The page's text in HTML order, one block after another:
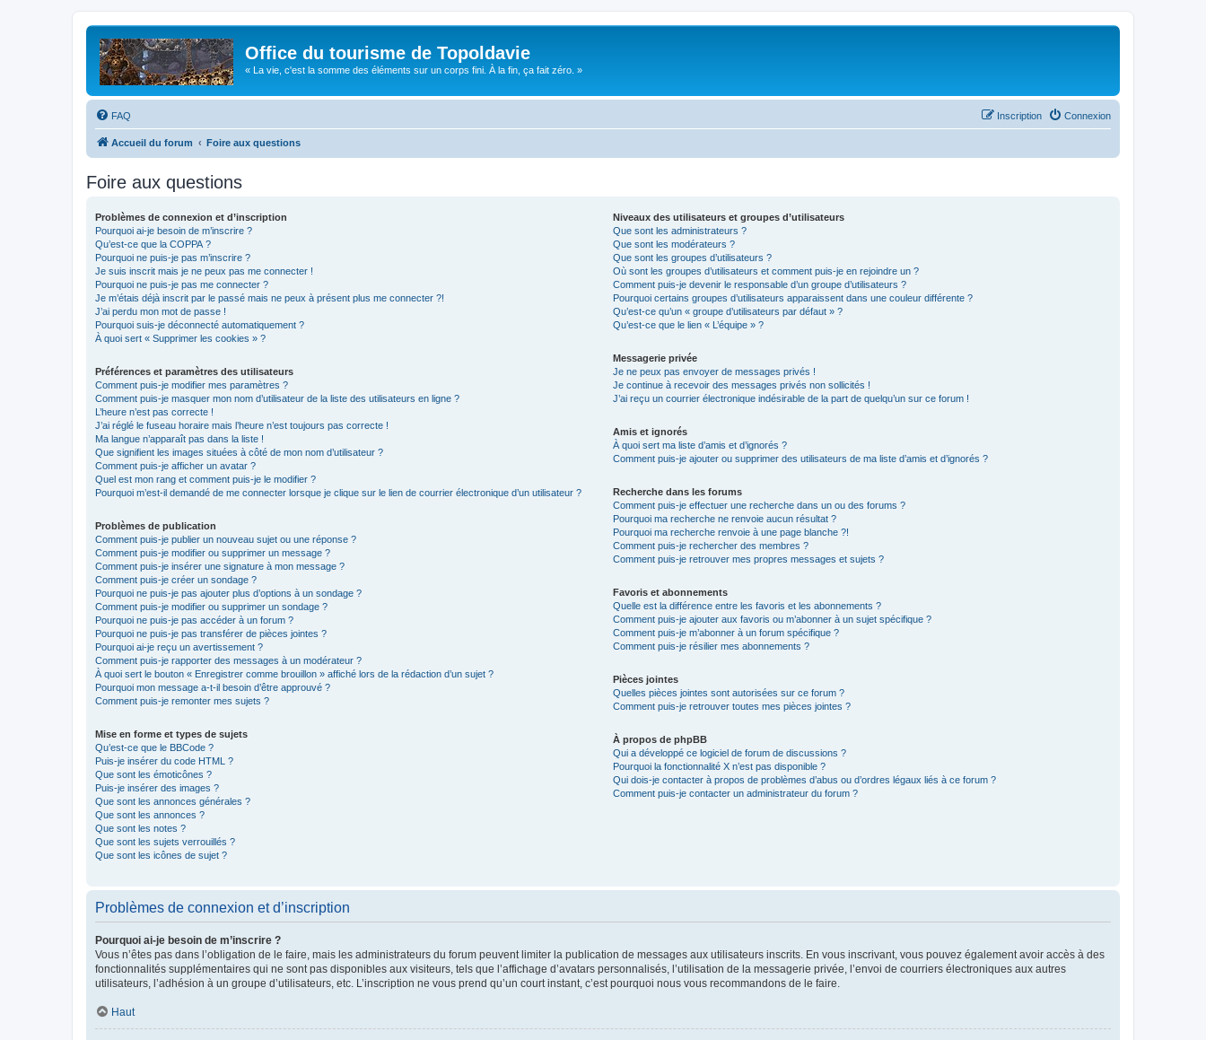
Office du tourisme de Topoldavie
« La vie, c'est la somme des éléments sur un corps fini. À la fin, ça fait zéro. »
FAQ Connexion
Inscription
Accueil du forum Foire aux questions
Foire aux questions
Problèmes de connexion et d’inscription
Pourquoi ai-je besoin de m’inscrire ?
Qu’est-ce que la COPPA ?
Pourquoi ne puis-je pas m’inscrire ?
Je suis inscrit mais je ne peux pas me connecter !
Pourquoi ne puis-je pas me connecter ?
Je m’étais déjà inscrit par le passé mais ne peux à présent plus me connecter ?!
J’ai perdu mon mot de passe !
Pourquoi suis-je déconnecté automatiquement ?
À quoi sert « Supprimer les cookies » ?
Préférences et paramètres des utilisateurs
Comment puis-je modifier mes paramètres ?
Comment puis-je masquer mon nom d’utilisateur de la liste des utilisateurs en ligne ?
L’heure n’est pas correcte !
J’ai réglé le fuseau horaire mais l’heure n’est toujours pas correcte !
Ma langue n’apparaît pas dans la liste !
Que signifient les images situées à côté de mon nom d’utilisateur ?
Comment puis-je afficher un avatar ?
Quel est mon rang et comment puis-je le modifier ?
Pourquoi m’est-il demandé de me connecter lorsque je clique sur le lien de courrier électronique d’un utilisateur ?
Problèmes de publication
Comment puis-je publier un nouveau sujet ou une réponse ?
Comment puis-je modifier ou supprimer un message ?
Comment puis-je insérer une signature à mon message ?
Comment puis-je créer un sondage ?
Pourquoi ne puis-je pas ajouter plus d’options à un sondage ?
Comment puis-je modifier ou supprimer un sondage ?
Pourquoi ne puis-je pas accéder à un forum ?
Pourquoi ne puis-je pas transférer de pièces jointes ?
Pourquoi ai-je reçu un avertissement ?
Comment puis-je rapporter des messages à un modérateur ?
À quoi sert le bouton « Enregistrer comme brouillon » affiché lors de la rédaction d’un sujet ?
Pourquoi mon message a-t-il besoin d’être approuvé ?
Comment puis-je remonter mes sujets ?
Mise en forme et types de sujets
Qu’est-ce que le BBCode ?
Puis-je insérer du code HTML ?
Que sont les émoticônes ?
Puis-je insérer des images ?
Que sont les annonces générales ?
Que sont les annonces ?
Que sont les notes ?
Que sont les sujets verrouillés ?
Que sont les icônes de sujet ?
Niveaux des utilisateurs et groupes d’utilisateurs
Que sont les administrateurs ?
Que sont les modérateurs ?
Que sont les groupes d’utilisateurs ?
Où sont les groupes d’utilisateurs et comment puis-je en rejoindre un ?
Comment puis-je devenir le responsable d’un groupe d’utilisateurs ?
Pourquoi certains groupes d’utilisateurs apparaissent dans une couleur différente ?
Qu’est-ce qu’un « groupe d’utilisateurs par défaut » ?
Qu’est-ce que le lien « L’équipe » ?
Messagerie privée
Je ne peux pas envoyer de messages privés !
Je continue à recevoir des messages privés non sollicités !
J’ai reçu un courrier électronique indésirable de la part de quelqu’un sur ce forum !
Amis et ignorés
À quoi sert ma liste d’amis et d’ignorés ?
Comment puis-je ajouter ou supprimer des utilisateurs de ma liste d’amis et d’ignorés ?
Recherche dans les forums
Comment puis-je effectuer une recherche dans un ou des forums ?
Pourquoi ma recherche ne renvoie aucun résultat ?
Pourquoi ma recherche renvoie à une page blanche ?!
Comment puis-je rechercher des membres ?
Comment puis-je retrouver mes propres messages et sujets ?
Favoris et abonnements
Quelle est la différence entre les favoris et les abonnements ?
Comment puis-je ajouter aux favoris ou m’abonner à un sujet spécifique ?
Comment puis-je m’abonner à un forum spécifique ?
Comment puis-je résilier mes abonnements ?
Pièces jointes
Quelles pièces jointes sont autorisées sur ce forum ?
Comment puis-je retrouver toutes mes pièces jointes ?
À propos de phpBB
Qui a développé ce logiciel de forum de discussions ?
Pourquoi la fonctionnalité X n’est pas disponible ?
Qui dois-je contacter à propos de problèmes d’abus ou d’ordres légaux liés à ce forum ?
Comment puis-je contacter un administrateur du forum ?
Problèmes de connexion et d’inscription
Pourquoi ai-je besoin de m’inscrire ?
Vous n’êtes pas dans l’obligation de le faire, mais les administrateurs du forum peuvent limiter la publication de messages aux utilisateurs inscrits. En vous inscrivant, vous pouvez également avoir accès à des
fonctionnalités supplémentaires qui ne sont pas disponibles aux visiteurs, tels que l’affichage d’avatars personnalisés, l’utilisation de la messagerie privée, l’envoi de courriers électroniques aux autres
utilisateurs, l’adhésion à un groupe d’utilisateurs, etc. L’inscription ne vous prend qu’un court instant, c’est pourquoi nous vous recommandons de le faire.
Haut